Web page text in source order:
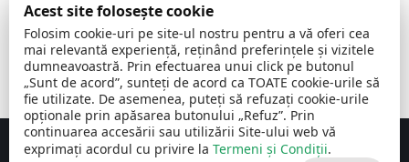
08:00 -
16:30
, vineri:
08:00 -
14:00
Concept realizat de Big Media Relații Publice SRL
Acest site folosește cookie
Folosim cookie-uri pe site-ul nostru pentru a vă oferi cea
mai relevantă experiență, reținând preferințele și vizitele
dumneavoastră. Prin efectuarea unui click pe butonul
„Sunt de acord”, sunteți de acord ca TOATE cookie-urile să
fie utilizate. De asemenea, puteți să refuzați cookie-urile
opționale prin apăsarea butonului „Refuz”. Prin
continuarea accesării sau utilizării Site-ului web vă
exprimați acordul cu privire la Termeni și Condiții.